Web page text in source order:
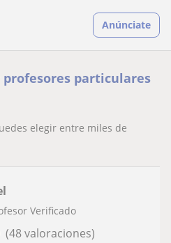
Anúnciate
profesores particulares
elegir entre miles de
Verificado
(48 valoraciones)